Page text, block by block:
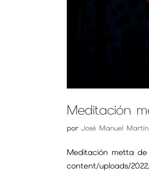
Meditación
porJosé Manuel Martín
Meditación metta
content/uploads/